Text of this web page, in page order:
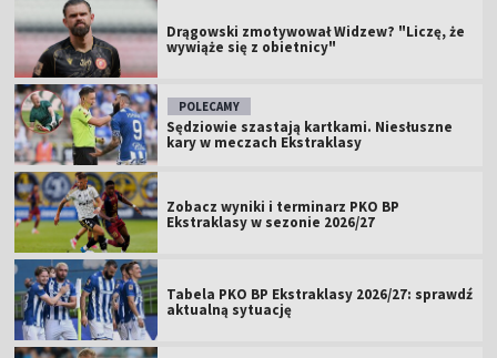
Drągowski zmotywował Widzew? "Liczę, że
wywiąże się z obietnicy"
POLECAMY
Sędziowie szastają kartkami. Niesłuszne
kary w meczach Ekstraklasy
Zobacz wyniki i terminarz PKO BP
Ekstraklasy w sezonie 2026/27
Tabela PKO BP Ekstraklasy 2026/27: sprawdź
aktualną sytuację